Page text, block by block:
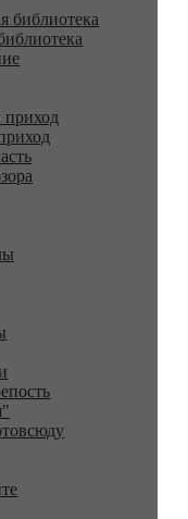
библиотека